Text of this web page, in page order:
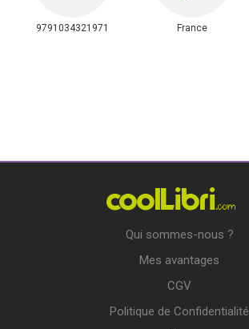
9791034321971 France
Qui sommes-nous ?
Mes avantages
CGV
Politique de Confidentialité